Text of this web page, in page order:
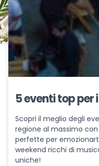
5 eventi top per
Scopri il meglio degli
regione al massimo
perfette per
weekend ricchi di
uniche!